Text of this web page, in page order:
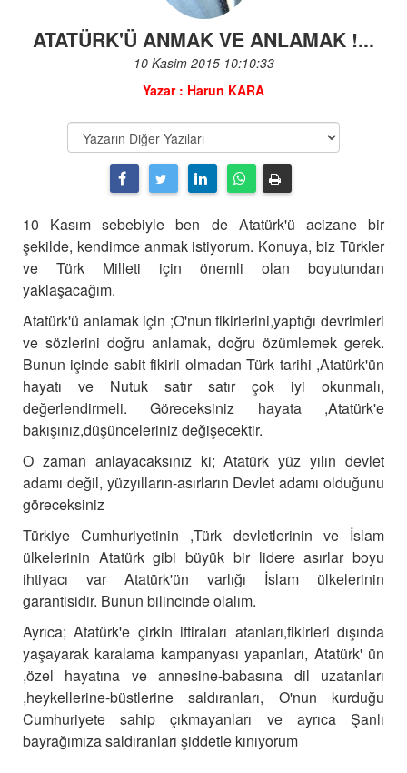
ATATÜRK'Ü ANMAK VE ANLAMAK !...
10 Kasim 2015 10:10:33
Yazar : Harun KARA
10 Kasım sebebiyle ben de Atatürk'ü acizane bir
şekilde, kendimce anmak istiyorum. Konuya, biz Türkler
ve Türk Milleti için önemli olan boyutundan
yaklaşacağım.
Atatürk'ü anlamak için ;O'nun fikirlerini,yaptığı devrimleri
ve sözlerini doğru anlamak, doğru özümlemek gerek.
Bunun içinde sabit fikirli olmadan Türk tarihi ,Atatürk'ün
hayatı ve Nutuk satır satır çok iyi okunmalı,
değerlendirmeli. Göreceksiniz hayata ,Atatürk'e
bakışınız,düşünceleriniz değişecektir.
O zaman anlayacaksınız ki; Atatürk yüz yılın devlet
adamı değil, yüzyılların-asırların Devlet adamı olduğunu
göreceksiniz
Türkiye Cumhuriyetinin ,Türk devletlerinin ve İslam
ülkelerinin Atatürk gibi büyük bir lidere asırlar boyu
ihtiyacı var Atatürk'ün varlığı İslam ülkelerinin
garantisidir. Bunun bilincinde olalım.
Ayrıca; Atatürk'e çirkin iftiraları atanları,fikirleri dışında
yaşayarak karalama kampanyası yapanları, Atatürk' ün
,özel hayatına ve annesine-babasına dil uzatanları
,heykellerine-büstlerine saldıranları, O'nun kurduğu
Cumhuriyete sahip çıkmayanları ve ayrıca Şanlı
bayrağımıza saldıranları şiddetle kınıyorum